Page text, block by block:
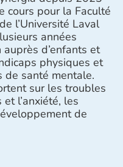
cours pour la Faculté
l’Université Laval
années
d’enfants et
physiques et
de santé mentale.
sur les troubles
l’anxiété, les
de